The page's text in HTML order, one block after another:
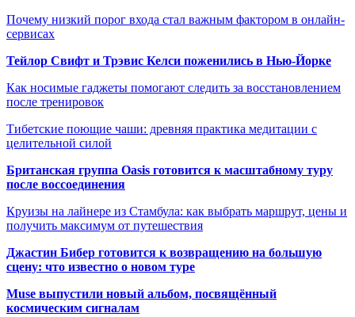
Почему низкий порог входа стал важным фактором в онлайн-
сервисах
Тейлор Свифт и Трэвис Келси поженились в Нью-Йорке
Как носимые гаджеты помогают следить за восстановлением
после тренировок
Тибетские поющие чаши: древняя практика медитации с
целительной силой
Британская группа Oasis готовится к масштабному туру
после воссоединения
Круизы на лайнере из Стамбула: как выбрать маршрут, цены и
получить максимум от путешествия
Джастин Бибер готовится к возвращению на большую
сцену: что известно о новом туре
Muse выпустили новый альбом, посвящённый
космическим сигналам